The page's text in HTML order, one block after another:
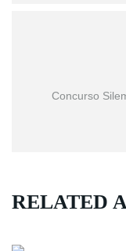
Concurso
RELATED